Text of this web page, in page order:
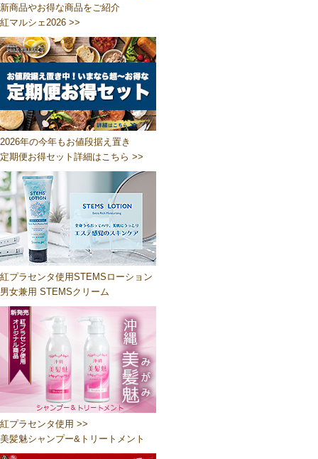
新商品やお得な商品をご紹介
紅マルシェ2026 >>
2026年の今年もお値段据え置き
定期便お得セット詳細はこちら >>
紅プラセンタ使用STEMSローション
男女兼用 STEMSクリーム
紅プラセンタ使用 >>
美髪魅シャンプー&トリートメント